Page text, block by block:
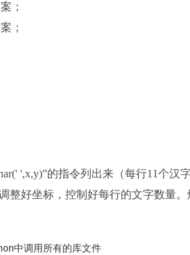
；
；
',x,y)”的指令列出来（每行11个
整好坐标，控制好每行的文字数量。
中调用所有的库文件